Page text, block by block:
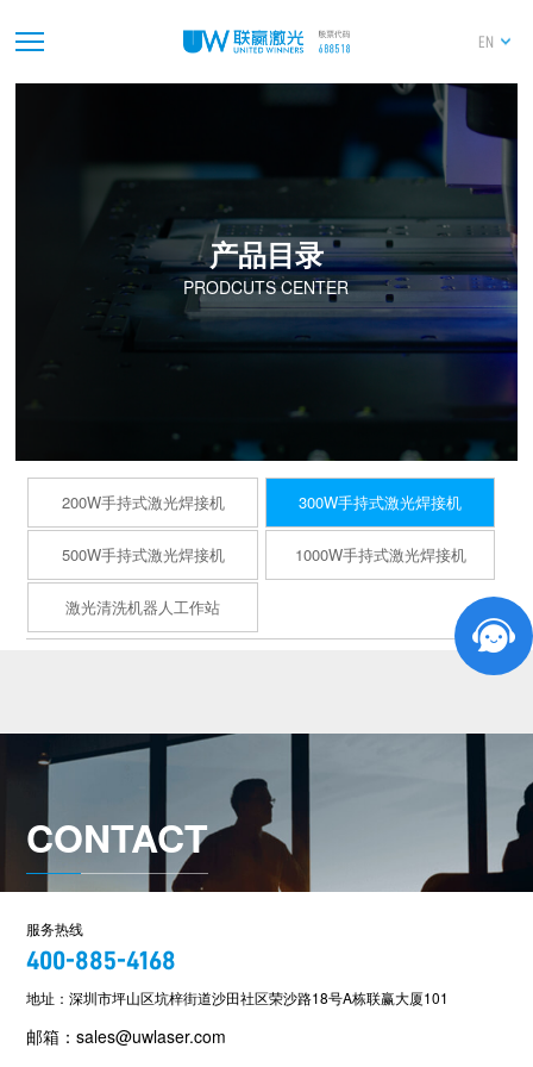
EN
产品目录
PRODCUTS CENTER
200W手持式激光焊接机 300W手持式激光焊接机
500W手持式激光焊接机 1000W手持式激光焊接机
激光清洗机器人工作站
CONTACT
服务热线
400-885-4168
地址：深圳市坪山区坑梓街道沙田社区荣沙路18号A栋联赢大厦101
邮箱：sales@uwlaser.com